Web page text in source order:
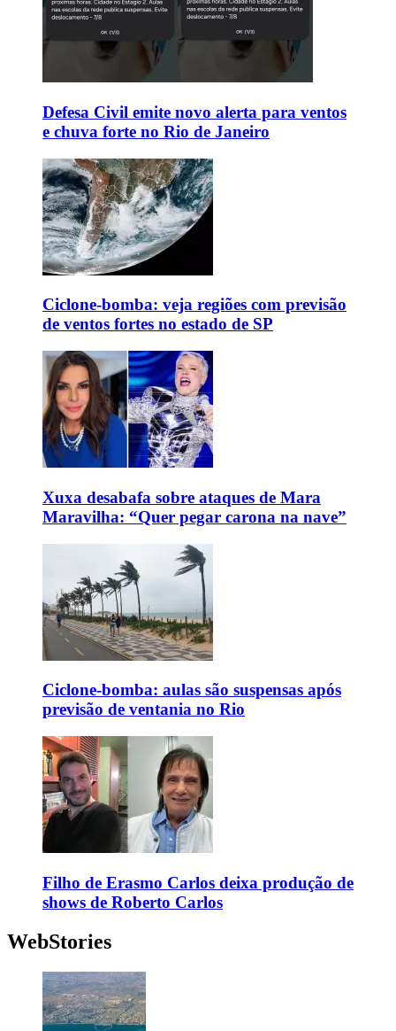
Defesa Civil emite novo alerta para ventos
e chuva forte no Rio de Janeiro
Ciclone-bomba: veja regiões com previsão
de ventos fortes no estado de SP
Xuxa desabafa sobre ataques de Mara
Maravilha: “Quer pegar carona na nave”
Ciclone-bomba: aulas são suspensas após
previsão de ventania no Rio
Filho de Erasmo Carlos deixa produção de
shows de Roberto Carlos
WebStories